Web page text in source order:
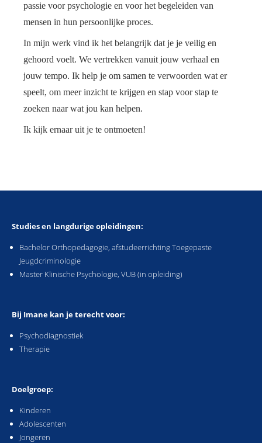
passie voor psychologie en voor het begeleiden van
mensen in hun persoonlijke proces.
In mijn werk vind ik het belangrijk dat je je veilig en
gehoord voelt. We vertrekken vanuit jouw verhaal en
jouw tempo. Ik help je om samen te verwoorden wat er
speelt, om meer inzicht te krijgen en stap voor stap te
zoeken naar wat jou kan helpen.
Ik kijk ernaar uit je te ontmoeten!
Studies en langdurige opleidingen:
Bachelor Orthopedagogie, afstudeerrichting Toegepaste
Jeugdcriminologie
Master Klinische Psychologie, VUB (in opleiding)
Bij Imane kan je terecht voor:
Psychodiagnostiek
Therapie
Doelgroep:
Kinderen
Adolescenten
Jongeren